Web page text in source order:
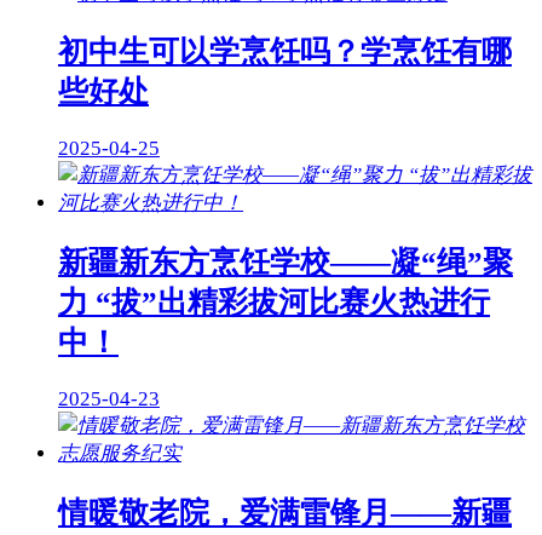
初中生可以学烹饪吗？学烹饪有哪
些好处
2025-04-25
新疆新东方烹饪学校——凝“绳”聚
力 “拔”出精彩拔河比赛火热进行
中！
2025-04-23
情暖敬老院，爱满雷锋月——新疆